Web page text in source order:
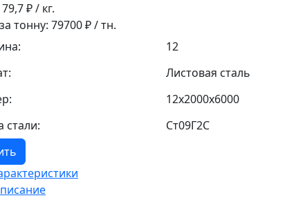
79,7₽ / кг.
тонну: 79700₽ / тн.
12
Листовая сталь
12x2000x6000
стали:
Ст09Г2С